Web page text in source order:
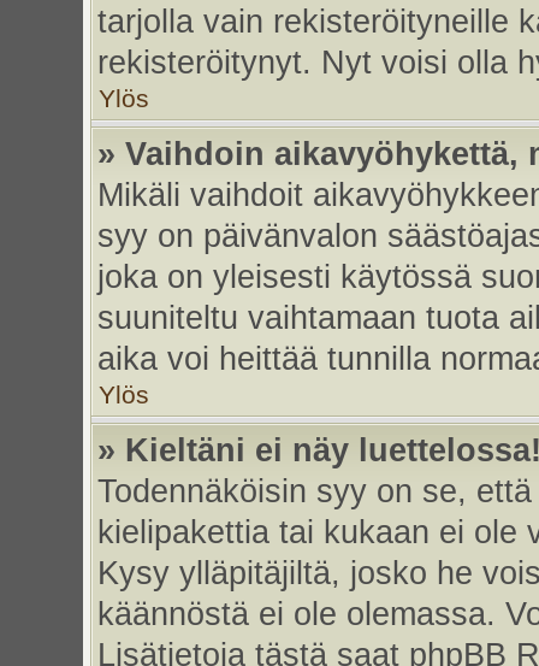
tarjolla vain rekisteröityneille
rekisteröitynyt. Nyt voisi olla
Ylös
» Vaihdoin
Mikäli vaihdoit
syy on päivänvalon
joka on yleisesti käytössä
suuniteltu vaihtamaan tuota
aika voi heittää tunnilla
Ylös
» Kieltäni ei näy
Todennäköisin syy on se,
kielipakettia tai kukaan ei ole
Kysy ylläpitäjiltä, josko he
käännöstä ei ole olemassa.
Lisätietoja tästä saat phpBB